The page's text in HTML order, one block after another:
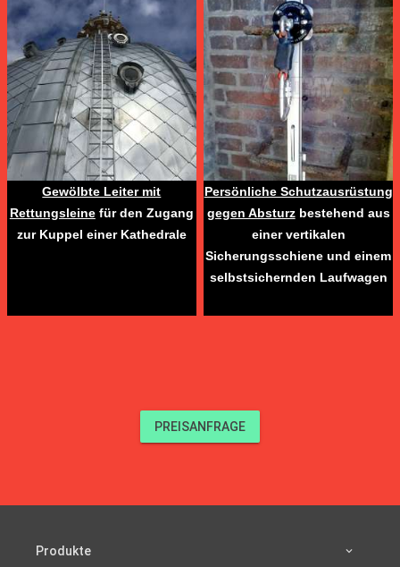
Gewölbte Leiter mit
Rettungsleinefür den Zugang
zur Kuppel einer Kathedrale
Persönliche Schutzausrüstung
gegen Absturzbestehend aus
einer vertikalen
Sicherungsschiene und einem
selbstsichernden Laufwagen
PREISANFRAGE
Produkte